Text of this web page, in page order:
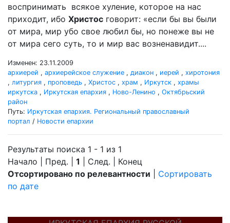
воспринимать всякое хуление, которое на нас
приходит, ибо Христос говорит: «если бы вы были
от мира, мир убо свое любил бы, но понеже вы не
от мира сего суть, то и мир вас возненавидит....
Изменен: 23.11.2009
архиерей , архиерейское служение , диакон , иерей , хиротония
, литургия , проповедь , Христос , храм , Иркутск , храмы
иркутска , Иркутская епархия , Ново-Ленино , Октябрьский
район
Путь: Иркутская епархия. Региональный православный
портал / Новости епархии
Результаты поиска 1 - 1 из 1
Начало | Пред. | 1 | След. | Конец
Отсортировано по релевантности
Сортировать
по дате